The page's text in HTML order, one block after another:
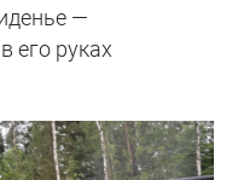
—
его руках